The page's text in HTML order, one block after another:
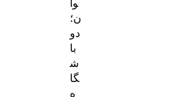
ن؛
دو
با
ش
گا
ه